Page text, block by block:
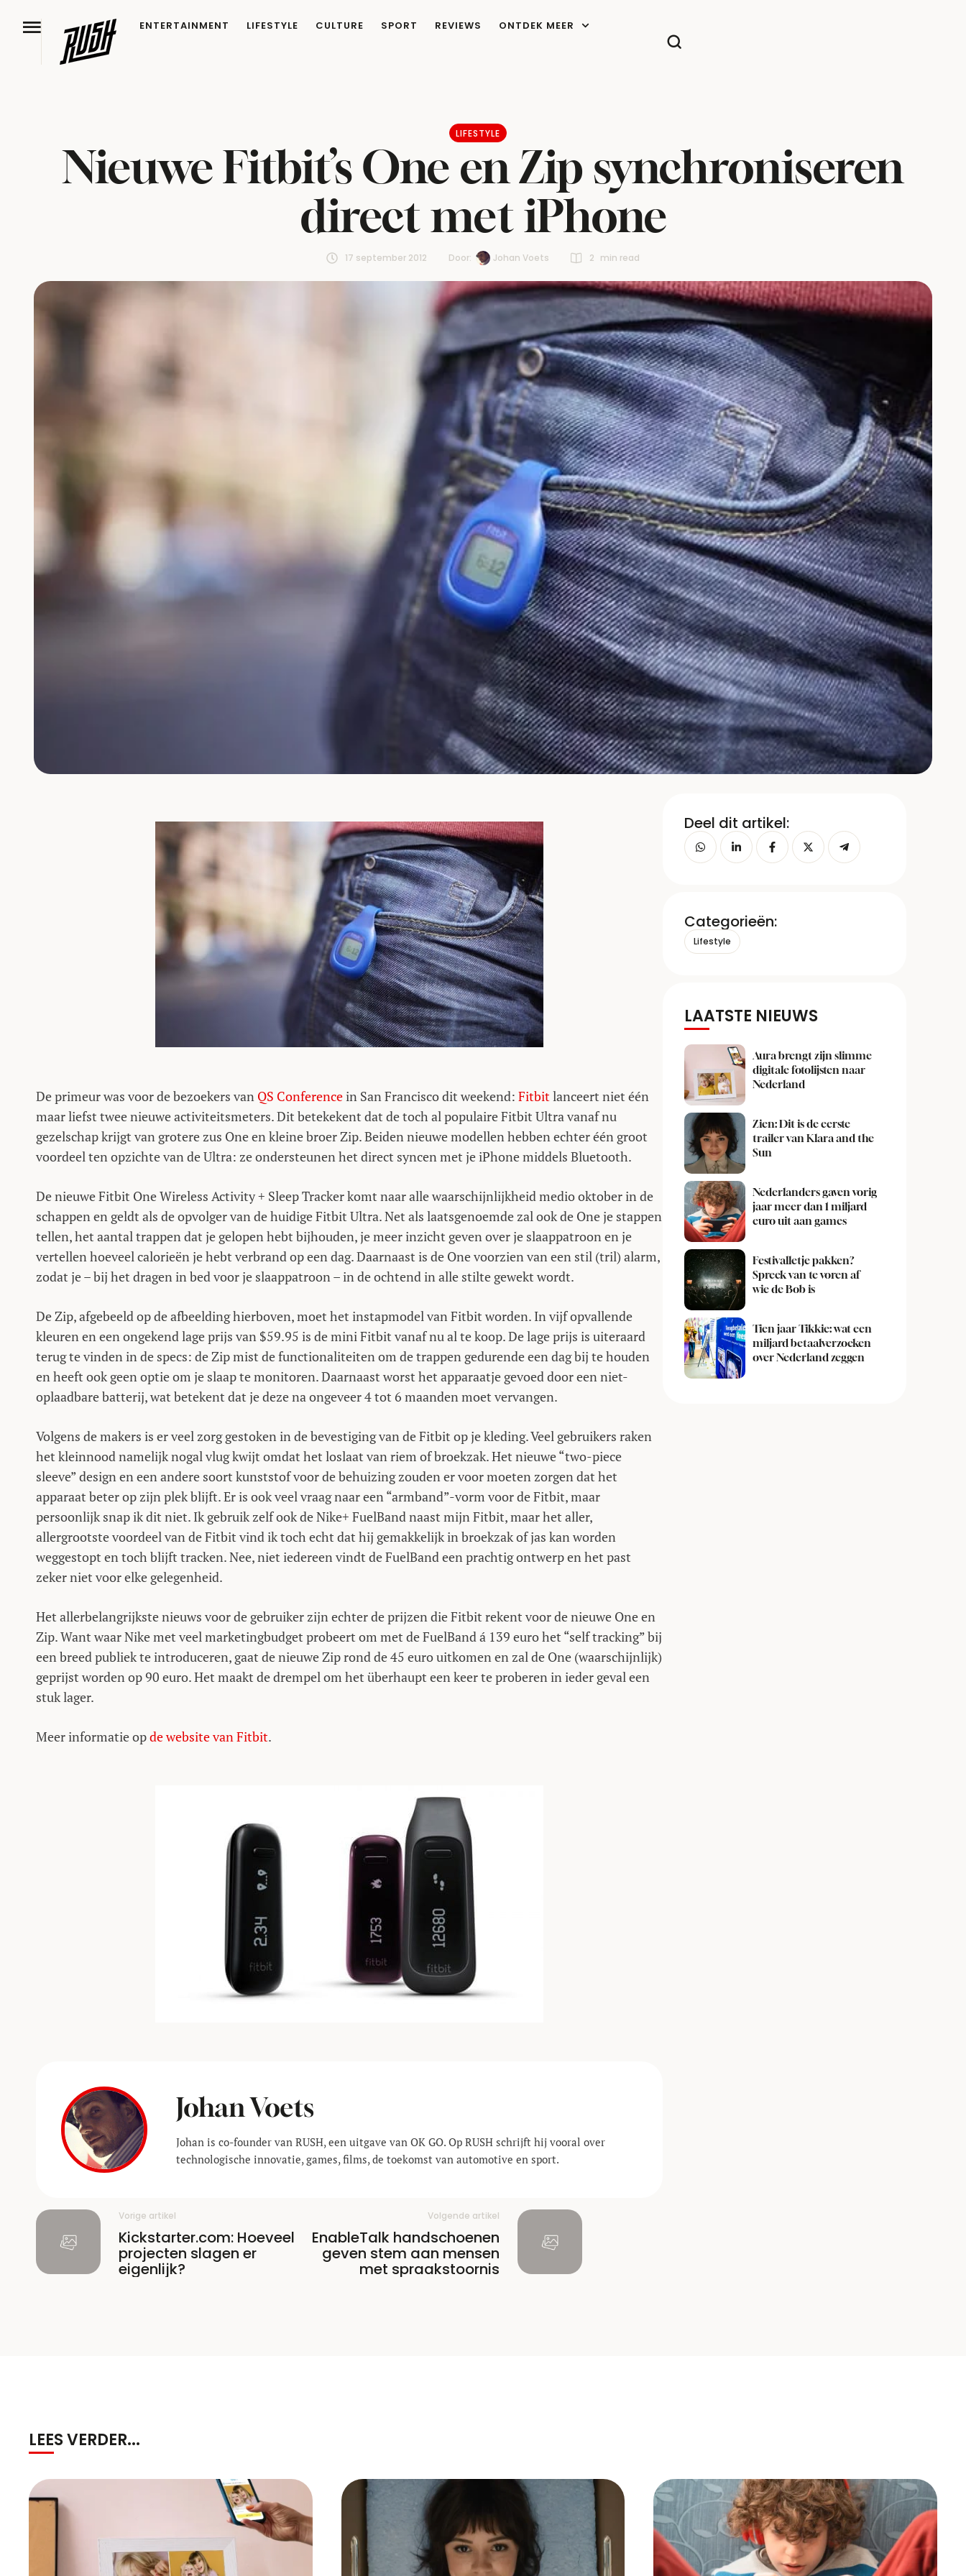
ENTERTAINMENT LIFESTYLE CULTURE SPORT REVIEWS ONTDEK MEER
LIFESTYLE
Nieuwe Fitbit’s One en Zip synchroniseren
direct met iPhone
17 september 2012 Door: Johan Voets 2 min read
De primeur was voor de bezoekers van QS Conferencein San Francisco dit weekend: Fitbitlanceert niet één
maar liefst twee nieuwe activiteitsmeters. Dit betekekent dat de toch al populaire Fitbit Ultra vanaf nu
gezelschap krijgt van grotere zus One en kleine broer Zip. Beiden nieuwe modellen hebben echter één groot
voordeel ten opzichte van de Ultra: ze ondersteunen het direct syncen met je iPhone middels Bluetooth.
De nieuwe Fitbit One Wireless Activity + Sleep Tracker komt naar alle waarschijnlijkheid medio oktober in de
schappen en geldt als de opvolger van de huidige Fitbit Ultra. Net als laatsgenoemde zal ook de One je stappen
tellen, het aantal trappen dat je gelopen hebt bijhouden, je meer inzicht geven over je slaappatroon en je
vertellen hoeveel calorieën je hebt verbrand op een dag. Daarnaast is de One voorzien van een stil (tril) alarm,
zodat je – bij het dragen in bed voor je slaappatroon – in de ochtend in alle stilte gewekt wordt.
De Zip, afgebeeld op de afbeelding hierboven, moet het instapmodel van Fitbit worden. In vijf opvallende
kleuren en een ongekend lage prijs van $59.95 is de mini Fitbit vanaf nu al te koop. De lage prijs is uiteraard
terug te vinden in de specs: de Zip mist de functionaliteiten om de trappen gedurende een dag bij te houden
en heeft ook geen optie om je slaap te monitoren. Daarnaast worst het apparaatje gevoed door een niet-
oplaadbare batterij, wat betekent dat je deze na ongeveer 4 tot 6 maanden moet vervangen.
Volgens de makers is er veel zorg gestoken in de bevestiging van de Fitbit op je kleding. Veel gebruikers raken
het kleinnood namelijk nogal vlug kwijt omdat het loslaat van riem of broekzak. Het nieuwe “two-piece
sleeve” design en een andere soort kunststof voor de behuizing zouden er voor moeten zorgen dat het
apparaat beter op zijn plek blijft. Er is ook veel vraag naar een “armband”-vorm voor de Fitbit, maar
persoonlijk snap ik dit niet. Ik gebruik zelf ook de Nike+ FuelBand naast mijn Fitbit, maar het aller,
allergrootste voordeel van de Fitbit vind ik toch echt dat hij gemakkelijk in broekzak of jas kan worden
weggestopt en toch blijft tracken. Nee, niet iedereen vindt de FuelBand een prachtig ontwerp en het past
zeker niet voor elke gelegenheid.
Het allerbelangrijkste nieuws voor de gebruiker zijn echter de prijzen die Fitbit rekent voor de nieuwe One en
Zip. Want waar Nike met veel marketingbudget probeert om met de FuelBand á 139 euro het “self tracking” bij
een breed publiek te introduceren, gaat de nieuwe Zip rond de 45 euro uitkomen en zal de One (waarschijnlijk)
geprijst worden op 90 euro. Het maakt de drempel om het überhaupt een keer te proberen in ieder geval een
stuk lager.
Meer informatie opde website van Fitbit.
Johan Voets
Johan is co-founder van RUSH, een uitgave van OK GO. Op RUSH schrijft hij vooral over
technologische innovatie, games, films, de toekomst van automotive en sport.
Vorige artikel
Kickstarter.com: Hoeveel
projecten slagen er
eigenlijk?
Volgende artikel
EnableTalk handschoenen
geven stem aan mensen
met spraakstoornis
Deel dit artikel:
Categorieën:
Lifestyle
LAATSTE NIEUWS
Aura brengt zijn slimme
digitale fotolijsten naar
Nederland
Zien: Dit is de eerste
trailer van Klara and the
Sun
Nederlanders gaven vorig
jaar meer dan 1 miljard
euro uit aan games
Festivalletje pakken?
Spreek van te voren af
wie de Bob is
Tien jaar Tikkie: wat een
miljard betaalverzoeken
over Nederland zeggen
LEES VERDER...